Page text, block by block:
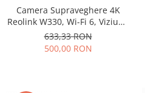
Camera Supraveghere 4K
Reolink W330, Wi-Fi 6, Viziune
Nocturna Color, Audio
Bidirectional, Detectie
Persoane/Vehicule/Animale,
633,33 RON
500,00 RON